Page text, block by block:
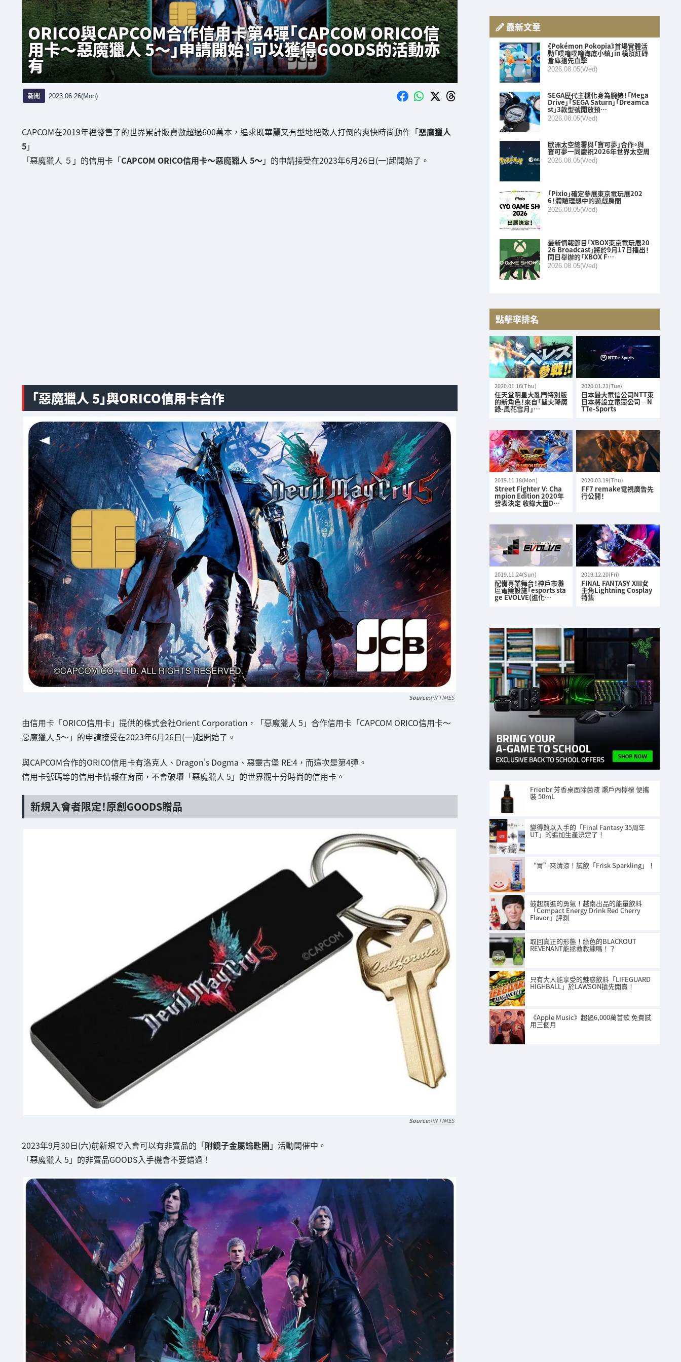
ORICO與CAPCOM合作信用卡第4彈「CAPCOM ORICO信
用卡～惡魔獵人 5～」申請開始！可以獲得GOODS的活動亦
有
新聞 2023.06.26(Mon)
CAPCOM在2019年裡發售了的世界累計販賣數超過600萬本，追求既華麗又有型地把敵人打倒的爽快時尚動作「惡魔獵人
5」
「惡魔獵人 ５」的信用卡「CAPCOM ORICO信用卡～惡魔獵人 5～」的申請接受在2023年6月26日(一)起開始了。
「惡魔獵人 5」與ORICO信用卡合作
PR TIMES
由信用卡「ORICO信用卡」提供的株式会社Orient Corporation，「惡魔獵人 5」合作信用卡「CAPCOM ORICO信用卡～
惡魔獵人 5～」的申請接受在2023年6月26日(一)起開始了。
與CAPCOM合作的ORICO信用卡有洛克人、Dragon's Dogma、惡靈古堡 RE:4，而這次是第4彈。
信用卡號碼等的信用卡情報在背面，不會破壞「惡魔獵人 5」的世界觀十分時尚的信用卡。
新規入會者限定！原創GOODS贈品
PR TIMES
2023年9月30日(六)前新規で入會可以有非賣品的「附鏡子金屬鑰匙圈 」活動開催中。
「惡魔獵人 5」的非賣品GOODS入手機會不要錯過！
最新文章
《Pokémon Pokopia》首場實體活
動「噗嚕噗嚕海底小鎮」in 橫濱紅磚
倉庫搶先直擊
2026.08.05(Wed)
SEGA歷代主機化身為腕錶！「Mega
Drive」「SEGA Saturn」「Dreamca
st」3款型號開放預…
2026.08.05(Wed)
歐洲太空總署與「寶可夢」合作。與
寶可夢一同慶祝2026年世界太空周
2026.08.05(Wed)
「Pixio」確定參展東京電玩展202
6！體驗理想中的遊戲房間
2026.08.05(Wed)
最新情報節目「XBOX東京電玩展20
26 Broadcast」將於9月17日播出！
同日舉辦的「XBOX F…
2026.08.05(Wed)
點擊率排名
2020.01.16(Thu)
任天堂明星大亂鬥特別版
的新角色！來自「聖火降魔
錄-風花雪月」…
2020.01.21(Tue)
日本最大電信公司NTT東
日本將設立電競公司—N
TTe-Sports
2019.11.18(Mon)
Street Fighter V: Cha
mpion Edition 2020年
發表決定 收錄大量D…
2020.03.19(Thu)
FF7 remake電視廣告先
行公開！
2019.11.24(Sun)
配備專業舞台！神戶市灘
區電競設施「esports sta
ge EVOLVE(進化…
2019.12.20(Fri)
FINAL FANTASY XIII女
主角Lightning Cosplay
特集
Frienbr 芳香桌面除菌液 瀨戶內檸檬 便攜
裝 50mL
變得難以入手的「Final Fantasy 35周年
UT」的追加生產決定了！
“胃”來清涼！試飲「Frisk Sparkling」！
鼓起前進的勇氣！越南出品的能量飲料
「Compact Energy Drink Red Cherry
Flavor」評測
取回真正的形態！綠色的BLACKOUT
REVENANT能拯救教練嗎！？
只有大人能享受的魅惑飲料「LIFEGUARD
HIGHBALL」於LAWSON搶先開賣！
《Apple Music》超過6,000萬首歌 免費試
用三個月